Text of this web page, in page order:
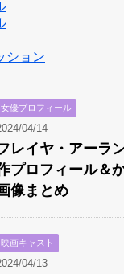
ション
女優プロフィール
04/14
レイヤ・アーラ
プロフィール＆
像まとめ
映画キャスト
04/13